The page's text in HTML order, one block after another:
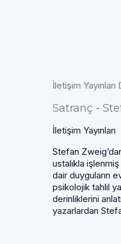
İletişim
Satranç -
İletişim Yayınları
Stefan
ustalıkla
dair duyguların
psikolojik tahlil
derinliklerini
yazarlardan